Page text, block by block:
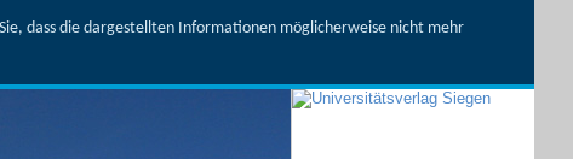
dass die dargestellten Informationen möglicherweise nicht mehr